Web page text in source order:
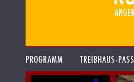
PROGRAMM TREIBHAUS-PASS